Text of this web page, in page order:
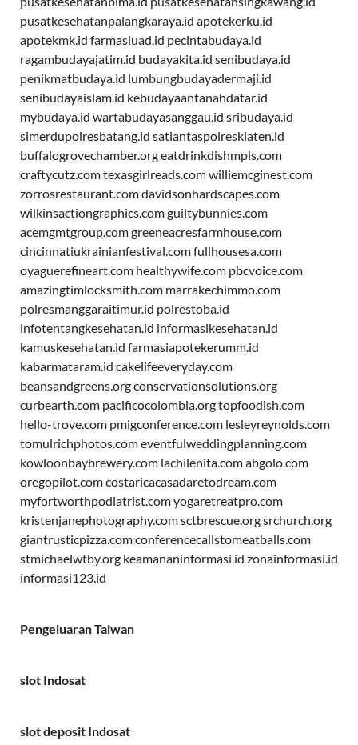
pusatkesehatanpalangkaraya.id apotekerku.id
apotekmk.id farmasiuad.id pecintabudaya.id
ragambudayajatim.id budayakita.id senibudaya.id
penikmatbudaya.id lumbungbudayadermaji.id
senibudayaislam.id kebudayaantanahdatar.id
mybudaya.id wartabudayasanggau.id sribudaya.id
simerdupolresbatang.id satlantaspolresklaten.id
buffalogrovechamber.orgeatdrinkdishmpls.com
craftycutz.comtexasgirlreads.comwilliemcginest.com
zorrosrestaurant.comdavidsonhardscapes.com
wilkinsactiongraphics.comguiltybunnies.com
acemgmtgroup.comgreeneacresfarmhouse.com
cincinnatiukrainianfestival.comfullhousesa.com
oyaguerefineart.com healthywife.com pbcvoice.com
amazingtimlocksmith.com marrakechimmo.com
polresmanggaraitimur.id polrestoba.id
infotentangkesehatan.id informasikesehatan.id
kamuskesehatan.id farmasiapotekerumm.id
kabarmataram.id cakelifeeveryday.com
beansandgreens.orgconservationsolutions.org
curbearth.com pacificocolombia.orgtopfoodish.com
hello-trove.com pmigconference.com lesleyreynolds.com
tomulrichphotos.comeventfulweddingplanning.com
kowloonbaybrewery.com lachilenita.comabgolo.com
oregopilot.comcostaricacasadaretodream.com
myfortworthpodiatrist.comyogaretreatpro.com
kristenjanephotography.comsctbrescue.orgsrchurch.org
giantrusticpizza.comconferencecallstomeatballs.com
stmichaelwtby.org keamananinformasi.id zonainformasi.id
informasi123.id
Pengeluaran Taiwan
slot Indosat
slot deposit Indosat